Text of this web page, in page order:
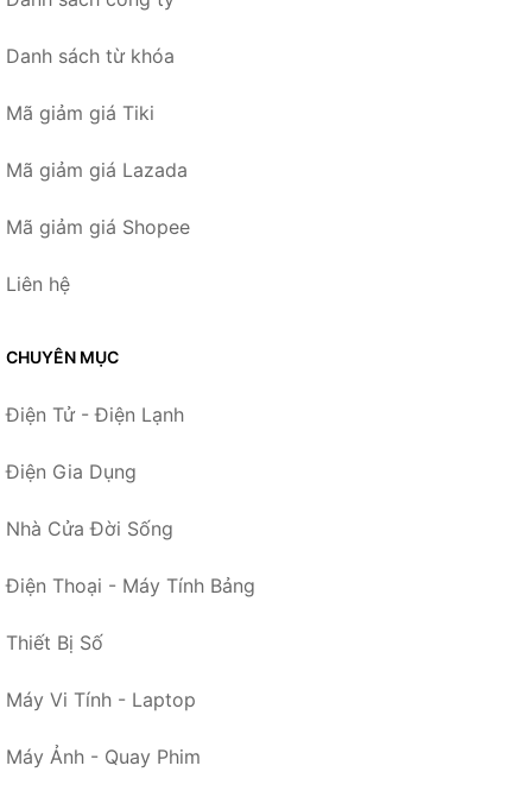
Danh sách từ khóa
Mã giảm giá Tiki
Mã giảm giá Lazada
Mã giảm giá Shopee
Liên hệ
CHUYÊN MỤC
Điện Tử - Điện Lạnh
Điện Gia Dụng
Nhà Cửa Đời Sống
Điện Thoại - Máy Tính Bảng
Thiết Bị Số
Máy Vi Tính - Laptop
Máy Ảnh - Quay Phim